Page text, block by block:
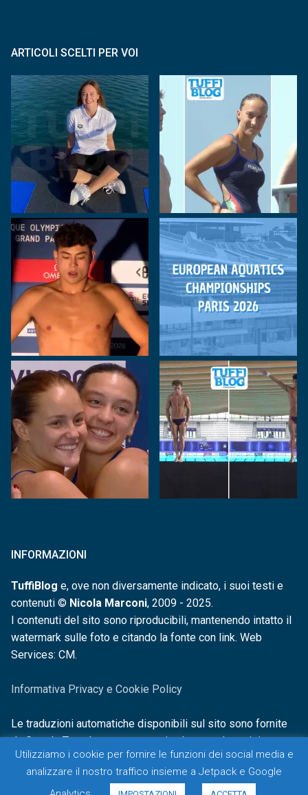
ARTICOLI SCELTI PER VOI
INFORMAZIONI
TuffiBlog e, ove non diversamente indicato, i suoi testi e
contenuti © Nicola Marconi, 2009 - 2025.
I contenuti del sito sono riproducibili, mantenendo intatto il
watermark sulle foto e citando la fonte con link. Web
Services: CM.
Informativa Privacy e Cookie Policy
Le traduzioni automatiche disponibili sul sito sono fornite
da Google Translate e non sono in alcun modo revisionate o
controllate.
Utilizziamo i cookie per fornire le funzioni dei social media e
analizzare il nostro traffico insieme a Jetpack e Google